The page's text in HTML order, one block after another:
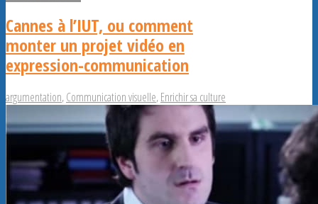
Cannes à l’IUT, ou comment
monter un projet vidéo en
expression-communication
argumentation,Communication visuelle,Enrichir sa culture